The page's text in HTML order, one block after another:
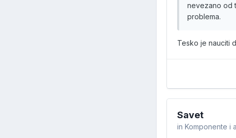
nevezano od
problema.
Tesko je nauciti
Savet
in Komponente i